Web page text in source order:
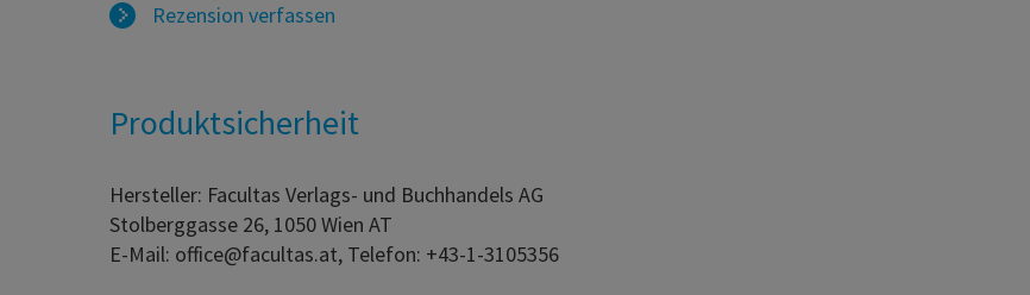
Rezension verfassen
Produktsicherheit
Hersteller: Facultas Verlags- und Buchhandels AG
Stolberggasse 26, 1050 Wien AT
E-Mail: office@facultas.at, Telefon: +43-1-3105356